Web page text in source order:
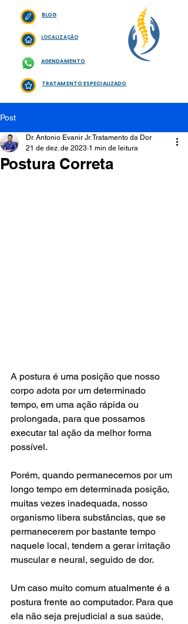
BLOG
AGENDAMENTO
LOCALIZAÇÃO
TRATAMENTO ESPECIALIZADO
Post
Postura Correta
Dr. Antonio Evanir Jr. Tratamento da Dor
21 de dez. de 2023 1 min de leitura
A postura é uma posição que nosso
corpo adota por um determinado
tempo, em uma ação rápida ou
prolongada, para que possamos
executar tal ação da melhor forma
possível.
Porém, quando permanecemos por um
longo tempo em determinada posição,
muitas vezes inadequada, nosso
organismo libera substâncias, que se
permanecerem por bastante tempo
naquele local, tendem a gerar irritação
muscular e neural, seguido de dor.
Um caso muito comum atualmente é a
postura frente ao computador. Para que
ela não seja prejudicial a sua saúde,